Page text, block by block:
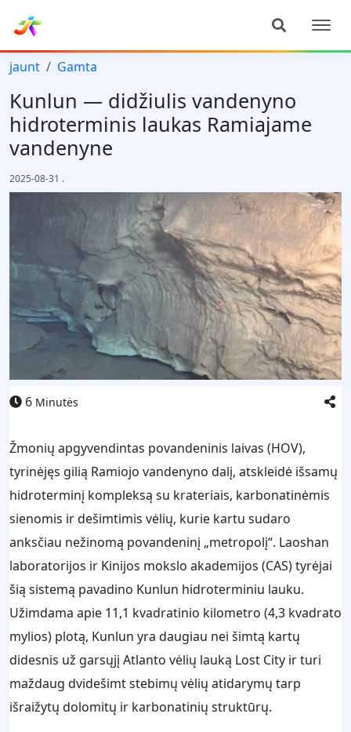
jaunt Gamta
Kunlun — didžiulis vandenyno
hidroterminis laukas Ramiajame
vandenyne
2025-08-31 .
6 Minutės
Žmonių apgyvendintas povandeninis laivas (HOV),
tyrinėjęs gilią Ramiojo vandenyno dalį, atskleidė išsamų
hidroterminį kompleksą su krateriais, karbonatinėmis
sienomis ir dešimtimis vėlių, kurie kartu sudaro
anksčiau nežinomą povandeninį „metropolį“. Laoshan
laboratorijos ir Kinijos mokslo akademijos (CAS) tyrėjai
šią sistemą pavadino Kunlun hidroterminiu lauku.
Užimdama apie 11,1 kvadratinio kilometro (4,3 kvadrato
mylios) plotą, Kunlun yra daugiau nei šimtą kartų
didesnis už garsųjį Atlanto vėlių lauką Lost City ir turi
maždaug dvidešimt stebimų vėlių atidarymų tarp
išraižytų dolomitų ir karbonatinių struktūrų.